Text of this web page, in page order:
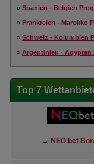
»Spanien - Belgien
»Frankreich - Marokko
»Schweiz - Kolumbien
»Argentinien - Ägypten
Top 7
→ NEO.bet